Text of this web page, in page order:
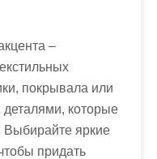
–
покрывала или
деталями, которые
Выбирайте яркие
придать